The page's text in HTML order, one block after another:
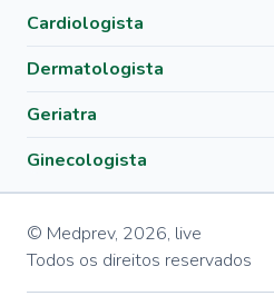
Cardiologista
Dermatologista
Geriatra
Ginecologista
© Medprev, 2026, live
Todos os direitos reservados